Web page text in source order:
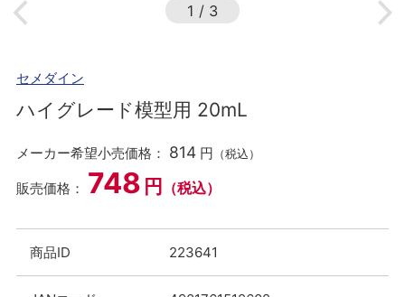
1 / 3
セメダイン
ハイグレード模型用 20mL
メーカー希望小売価格： 814 円 （税込）
販売価格： 748 円 （税込）
商品ID 223641